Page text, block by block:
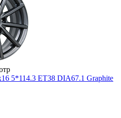
5*114.3 ET38 DIA67.1 Graphite